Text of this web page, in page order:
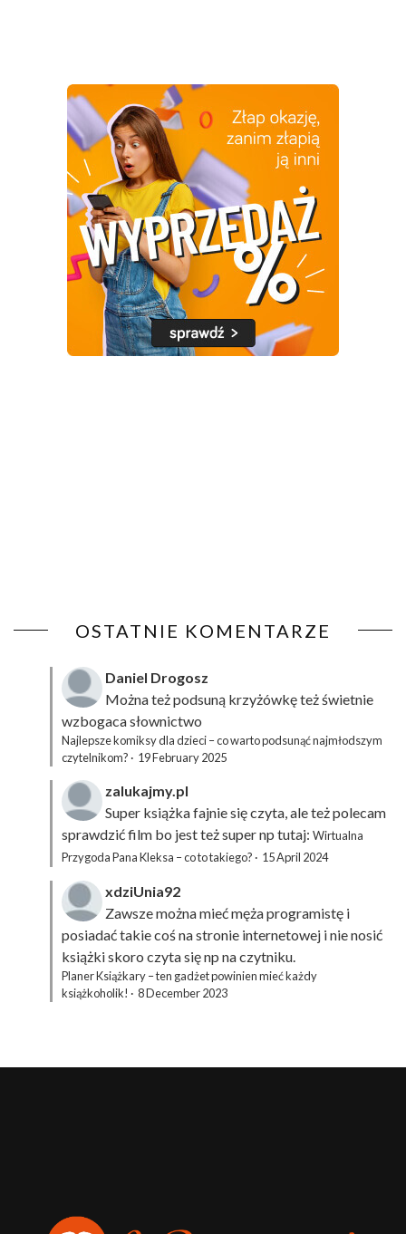
OSTATNIE KOMENTARZE
Daniel Drogosz
Można też podsuną krzyżówkęteż świetnie
wzbogaca słownictwo
Najlepsze komiksy dla dzieci – co warto podsunąć najmłodszym
czytelnikom? · 19 February 2025
zalukajmy.pl
Super książka fajnie się czyta, ale też polecam
sprawdzić film bo jest też super np tutaj: Wirtualna
Przygoda Pana Kleksa – co to takiego? · 15 April 2024
xdziUnia92
Zawsze można mieć męża programistę i
posiadać takie coś na stronie internetowej i nie nosić
książki skoro czyta się np na czytniku.
Planer Książkary – ten gadżet powinien mieć każdy
książkoholik! · 8 December 2023